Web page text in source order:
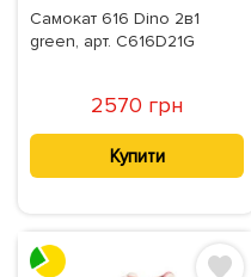
Самокат 616 Dino 2в1
green, арт. C616D21G
2570 грн
Купити